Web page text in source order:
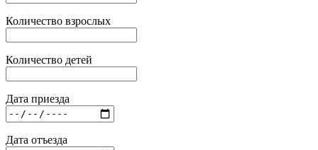
Количество взрослых
Количество детей
Дата приезда
Дата отъезда